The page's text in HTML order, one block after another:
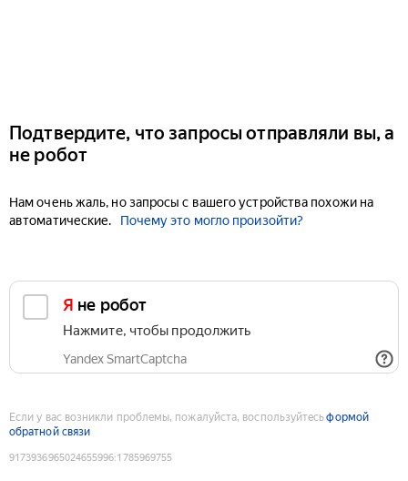
Подтвердите, что запросы отправляли вы, а
не робот
Нам очень жаль, но запросы с вашего устройства похожи на
автоматические.
Почему это могло произойти?
Я не робот
Нажмите, чтобы продолжить
Yandex SmartCaptcha
Если у вас возникли проблемы, пожалуйста, воспользуйтесьформой
обратной связи
9173936965024655996:1785969755